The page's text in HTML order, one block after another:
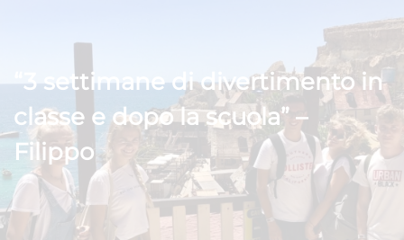
“3 settimane di divertimento in
classe e dopo la scuola” –
Filippo